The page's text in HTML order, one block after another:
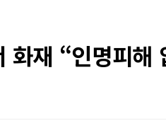
화재 “인명피